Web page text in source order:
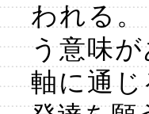
われる
う意味
軸に通